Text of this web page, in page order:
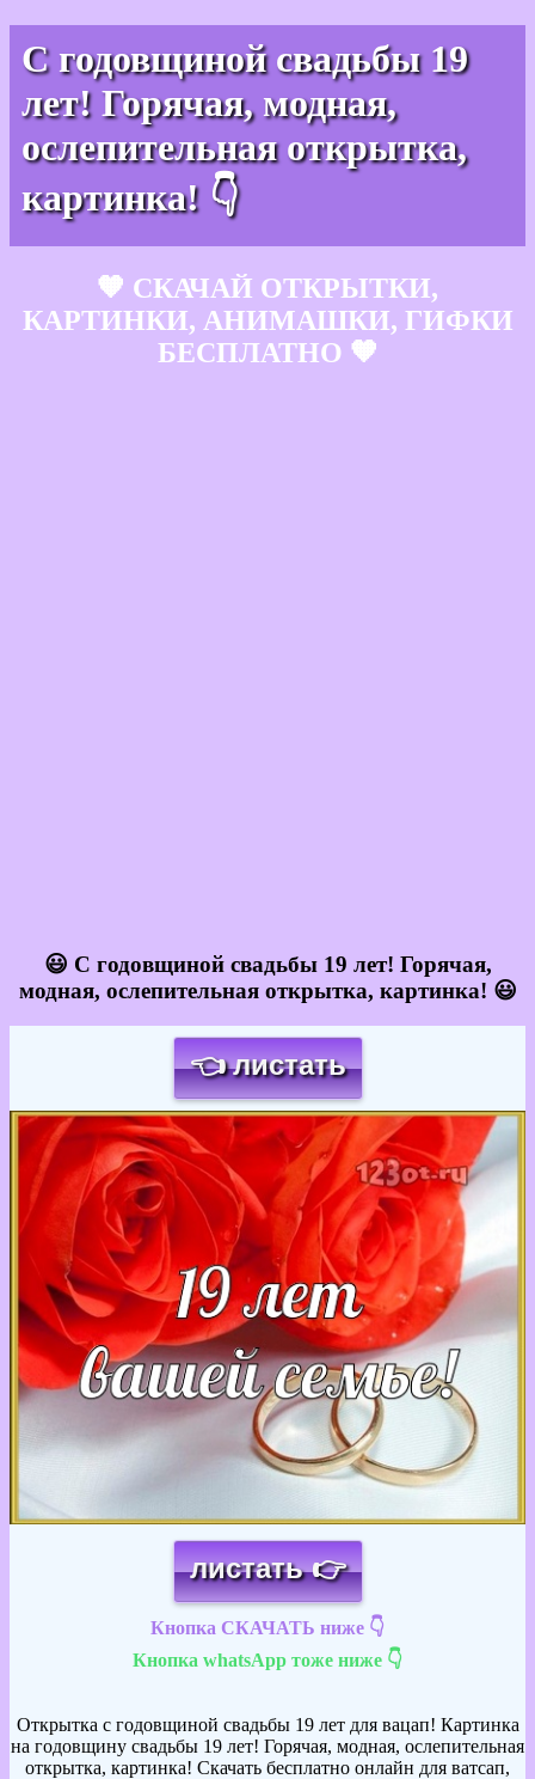
С годовщиной свадьбы 19
лет! Горячая, модная,
ослепительная открытка,
картинка! 👇
🧡 СКАЧАЙ ОТКРЫТКИ,
КАРТИНКИ, АНИМАШКИ, ГИФКИ
БЕСПЛАТНО 🧡
😃 С годовщиной свадьбы 19 лет! Горячая,
модная, ослепительная открытка, картинка! 😃
👈 листать
Загрузка картинки...
листать 👉
Кнопка СКАЧАТЬ ниже 👇
Кнопка whatsApp тоже ниже 👇
Открытка с годовщиной свадьбы 19 лет для вацап! Картинка
на годовщину свадьбы 19 лет! Горячая, модная, ослепительная
открытка, картинка! Скачать бесплатно онлайн для ватсап,